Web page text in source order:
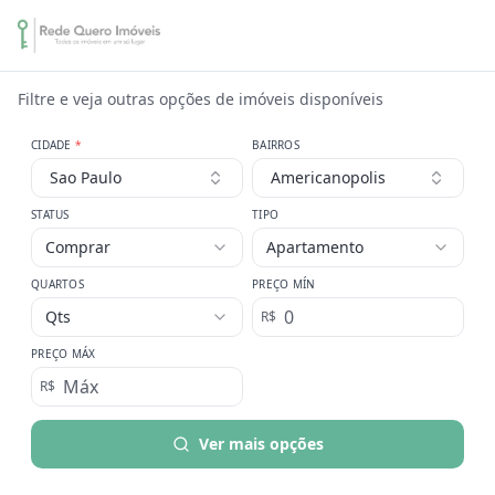
Filtre e veja outras opções de imóveis disponíveis
CIDADE *
Sao Paulo
BAIRROS
Americanopolis
STATUS
Comprar
TIPO
Apartamento
QUARTOS
Qts
PREÇO MÍN
R$
PREÇO MÁX
R$
Ver mais opções